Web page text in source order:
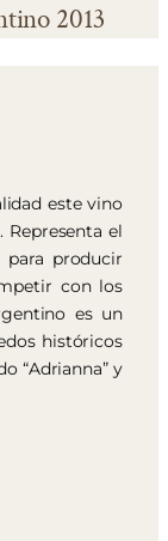
2013
este vino
Representa el
producir
con los
es un
históricos
“Adrianna” y